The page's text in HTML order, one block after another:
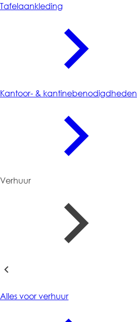
Tafelaankleding
Kantoor- & kantinebenodigdheden
Verhuur
Alles voor verhuur